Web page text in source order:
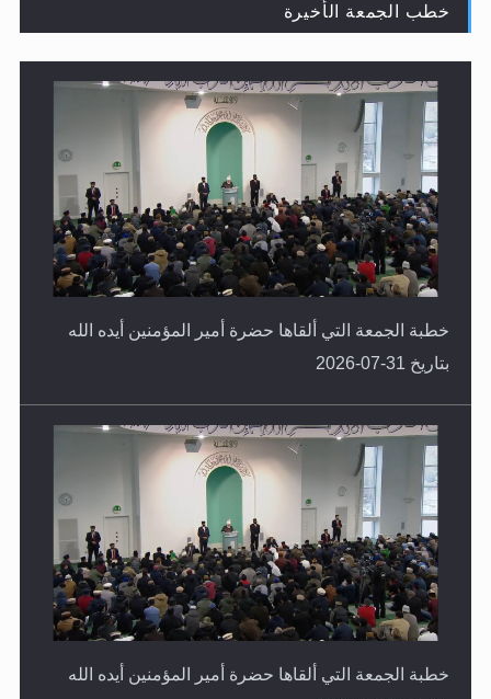
حقيقة المسيح الدجال
خطب الجمعة الأخيرة
خطبة الجمعة التي ألقاها حضرة أمير المؤمنين أيده الله
بتاريخ 31-07-2026
خطبة الجمعة التي ألقاها حضرة أمير المؤمنين أيده الله